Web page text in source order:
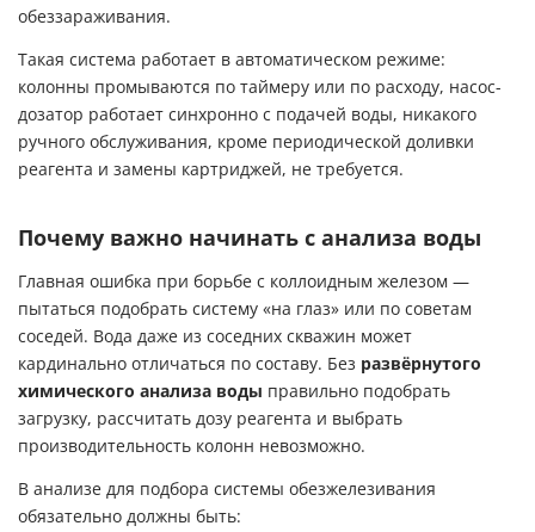
обеззараживания.
Такая система работает в автоматическом режиме:
колонны промываются по таймеру или по расходу, насос-
дозатор работает синхронно с подачей воды, никакого
ручного обслуживания, кроме периодической доливки
реагента и замены картриджей, не требуется.
Почему важно начинать с анализа воды
Главная ошибка при борьбе с коллоидным железом —
пытаться подобрать систему «на глаз» или по советам
соседей. Вода даже из соседних скважин может
кардинально отличаться по составу. Без развёрнутого
химического анализа воды правильно подобрать
загрузку, рассчитать дозу реагента и выбрать
производительность колонн невозможно.
В анализе для подбора системы обезжелезивания
обязательно должны быть: